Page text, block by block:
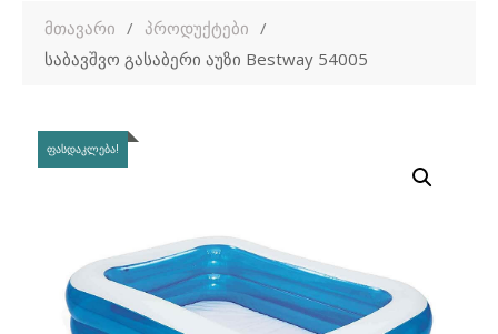
მთავარი
პროდუქტები
საბავშვო გასაბერი აუზი Bestway 54005
ᲤᲐᲡᲓᲐᲙᲚᲔᲑᲐ!